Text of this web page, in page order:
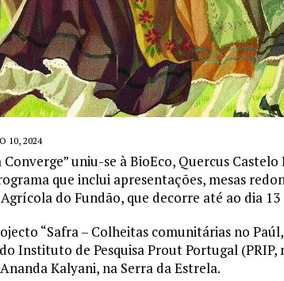
10, 2024
uniu-se à BioEco, Quercus
que inclui apresentações, mesas
do Fundão, que decorre até ao dia
“Safra – Colheitas comunitárias no
Instituto de Pesquisa Prout Portugal (PRIP,
Kalyani, na Serra da Estrela.